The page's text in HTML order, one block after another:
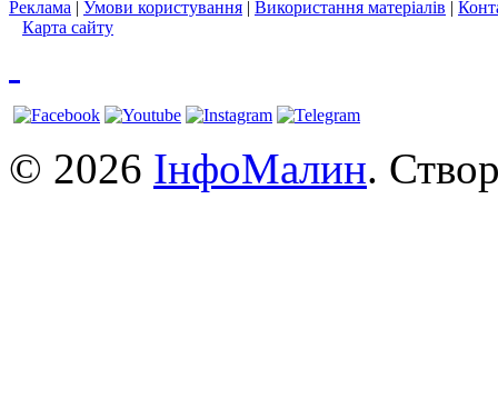
Реклама | Умови користування | Використання матеріалів |
Карта сайту
© 2026 ІнфоМалин.